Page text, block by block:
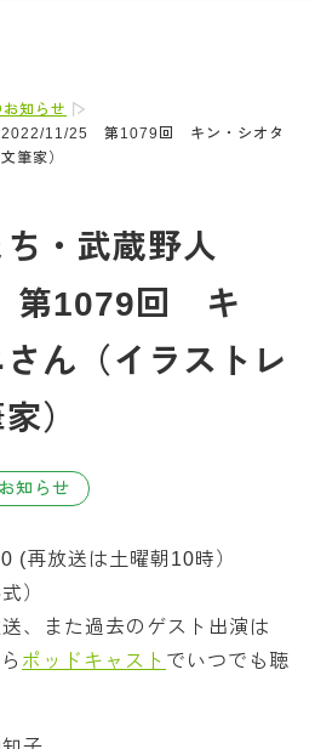
知らせ
2022/11/25 第1079回 キン・シオタ
筆家）
ち・武蔵野人
第1079回 キ
ん（イラストレ
）
知らせ
(再放送は土曜朝10時）
）
、また過去のゲスト出演は
ポッドキャスト でいつでも聴